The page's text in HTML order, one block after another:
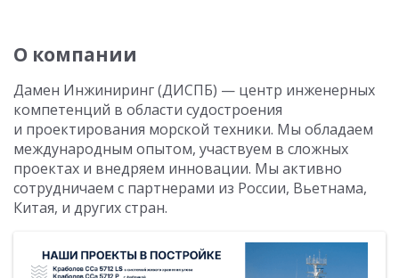
О компании
Дамен Инжиниринг (ДИСПБ) — центр инженерных
компетенций в области судостроения
и проектирования морской техники. Мы обладаем
международным опытом, участвуем в сложных
проектах и внедряем инновации. Мы активно
сотрудничаем с партнерами из России, Вьетнама,
Китая, и других стран.